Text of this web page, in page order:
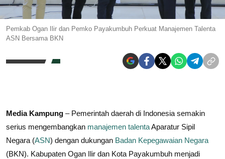
Pemkab Ogan Ilir dan Pemko Payakumbuh Perkuat Manajemen Talenta
ASN Bersama BKN
Media Kampung – Pemerintah daerah di Indonesia semakin
serius mengembangkan manajemen talentaAparatur Sipil
Negara (ASN) dengan dukungan Badan Kepegawaian Negara
(BKN). Kabupaten Ogan Ilir dan Kota Payakumbuh menjadi